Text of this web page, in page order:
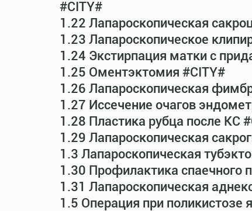
#CITY#
1.22 Лапароскопическая
1.23 Лапароскопическое
1.24 Экстирпация матки с
1.25 Оментэктомия #CITY#
1.26 Лапароскопическая
1.27 Иссечение очагов
1.28 Пластика рубца после КС
1.29 Лапароскопическая
1.3 Лапароскопическая
1.30 Профилактика спаечного
1.31 Лапароскопическая
1.5 Операция при поликистозе